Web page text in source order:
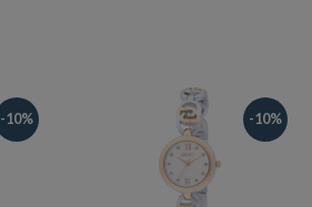
-10% -10%